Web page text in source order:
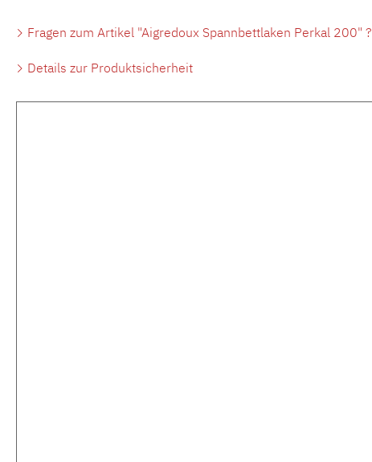
Fragen zum Artikel "Aigredoux Spannbettlaken Perkal 200" ?
Details zur Produktsicherheit